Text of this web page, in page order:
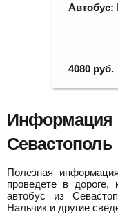
Автобус:
4080 руб.
Информация
Полезная
проведете в дороге,
автобус из
Нальчик и другие